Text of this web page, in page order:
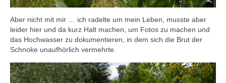
Aber nicht mit mir … ich radelte um mein Leben, musste aber
leider hier und da kurz Halt machen, um Fotos zu machen und
das Hochwasser zu dokumentieren, in dem sich die Brut der
Schnoke unaufhörlich vermehrte.